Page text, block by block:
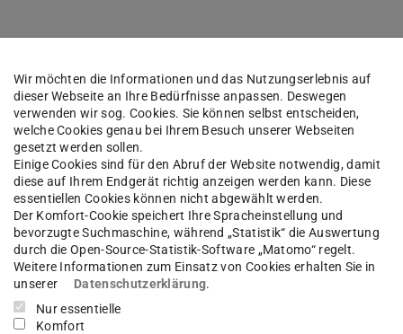
Dr.
Group, flow equations, Gauge Theories,
diagram, Finite-Volume Effects in Quantum Field
physics
Wir möchten die Informationen und das Nutzungserlebnis auf
dieser Webseite an Ihre Bedürfnisse anpassen. Deswegen
verwenden wir sog. Cookies. Sie können selbst entscheiden,
welche Cookies genau bei Ihrem Besuch unserer Webseiten
gesetzt werden sollen.
Einige Cookies sind für den Abruf der Website notwendig, damit
diese auf Ihrem Endgerät richtig anzeigen werden kann. Diese
essentiellen Cookies können nicht abgewählt werden.
Der Komfort-Cookie speichert Ihre Spracheinstellung und
bevorzugte Suchmaschine, während „Statistik“ die Auswertung
durch die Open-Source-Statistik-Software „Matomo“ regelt.
Weitere Informationen zum Einsatz von Cookies erhalten Sie in
unserer
Datenschutzerklärung.
Nur essentielle
Komfort